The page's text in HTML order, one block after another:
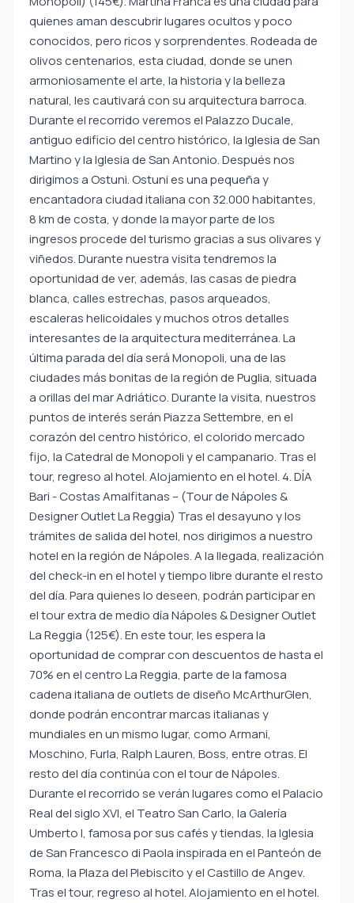
quienes aman descubrir lugares ocultos y poco
conocidos, pero ricos y sorprendentes. Rodeada de
olivos centenarios, esta ciudad, donde se unen
armoniosamente el arte, la historia y la belleza
natural, les cautivará con su arquitectura barroca.
Durante el recorrido veremos el Palazzo Ducale,
antiguo edificio del centro histórico, la Iglesia de San
Martino y la Iglesia de San Antonio. Después nos
dirigimos a Ostuni. Ostuni es una pequeña y
encantadora ciudad italiana con 32.000 habitantes,
8 km de costa, y donde la mayor parte de los
ingresos procede del turismo gracias a sus olivares y
viñedos. Durante nuestra visita tendremos la
oportunidad de ver, además, las casas de piedra
blanca, calles estrechas, pasos arqueados,
escaleras helicoidales y muchos otros detalles
interesantes de la arquitectura mediterránea. La
última parada del día será Monopoli, una de las
ciudades más bonitas de la región de Puglia, situada
a orillas del mar Adriático. Durante la visita, nuestros
puntos de interés serán Piazza Settembre, en el
corazón del centro histórico, el colorido mercado
fijo, la Catedral de Monopoli y el campanario. Tras el
tour, regreso al hotel. Alojamiento en el hotel. 4. DÍA
Bari - Costas Amalfitanas – (Tour de Nápoles &
Designer Outlet La Reggia) Tras el desayuno y los
trámites de salida del hotel, nos dirigimos a nuestro
hotel en la región de Nápoles. A la llegada, realización
del check-in en el hotel y tiempo libre durante el resto
del día. Para quienes lo deseen, podrán participar en
el tour extra de medio día Nápoles & Designer Outlet
La Reggia (125€). En este tour, les espera la
oportunidad de comprar con descuentos de hasta el
70% en el centro La Reggia, parte de la famosa
cadena italiana de outlets de diseño McArthurGlen,
donde podrán encontrar marcas italianas y
mundiales en un mismo lugar, como Armani,
Moschino, Furla, Ralph Lauren, Boss, entre otras. El
resto del día continúa con el tour de Nápoles.
Durante el recorrido se verán lugares como el Palacio
Real del siglo XVI, el Teatro San Carlo, la Galería
Umberto I, famosa por sus cafés y tiendas, la Iglesia
de San Francesco di Paola inspirada en el Panteón de
Roma, la Plaza del Plebiscito y el Castillo de Angev.
Tras el tour, regreso al hotel. Alojamiento en el hotel.